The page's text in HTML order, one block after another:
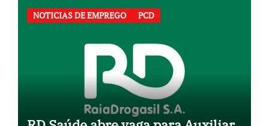
NOTICIAS DE EMPREGO PCD